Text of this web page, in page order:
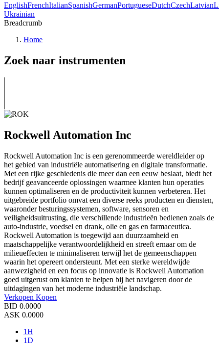
EnglishFrenchItalianSpanishGermanPortugueseDutchCzechLatvian
Ukrainian
Breadcrumb
Home
Zoek naar instrumenten
Rockwell Automation Inc
Rockwell Automation Inc is een gerenommeerde wereldleider op
het gebied van industriële automatisering en digitale transformatie.
Met een rijke geschiedenis die meer dan een eeuw beslaat, biedt het
bedrijf geavanceerde oplossingen waarmee klanten hun operaties
kunnen optimaliseren en de productiviteit kunnen verbeteren. Het
uitgebreide portfolio omvat een diverse reeks producten en diensten,
waaronder besturingssystemen, software, sensoren en
veiligheidsuitrusting, die verschillende industrieën bedienen zoals de
auto-industrie, voedsel en drank, olie en gas en farmaceutica.
Rockwell Automation is toegewijd aan duurzaamheid en
maatschappelijke verantwoordelijkheid en streeft ernaar om de
milieueffecten te minimaliseren terwijl het de gemeenschappen
waarin het opereert ondersteunt. Met een sterke wereldwijde
aanwezigheid en een focus op innovatie is Rockwell Automation
goed uitgerust om klanten te helpen bij het navigeren door de
uitdagingen van het moderne industriële landschap.
Verkopen Kopen
BID 0.0000
ASK 0.0000
1H
1D